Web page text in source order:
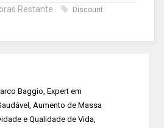
Restante Discount
Baggio, Expert em
Aumento de Massa
e Qualidade de Vida,